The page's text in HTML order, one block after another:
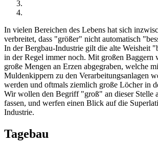
In vielen Bereichen des Lebens hat sich
verbreitet, dass "größer" nicht automatisch
In der Bergbau-Industrie gilt die alte Weisheit
in der Regel immer noch. Mit großen Baggern
große Mengen an Erzen abgegraben, welche
Muldenkippern zu den Verarbeitungsanlagen
werden und oftmals ziemlich große Löcher in
Wir wollen den Begriff "groß" an dieser Stelle
fassen, und werfen einen Blick auf die
Industrie.
Tagebau